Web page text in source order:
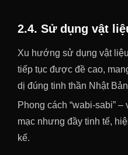
2.4. Sử dụng vật
Xu hướng sử dụng vật
tiếp tục được đề cao,
dị đúng tinh thần Nhật
Phong cách “wabi-sabi”
mạc nhưng đầy tinh tế,
kế.